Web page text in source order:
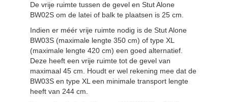
De vrije ruimte tussen de gevel en Stut Alone
BW02S om de latei of balk te plaatsen is 25 cm.
Indien er méér vrije ruimte nodig is de Stut Alone
BW03S (maximale lengte 350 cm) of type XL
(maximale lengte 420 cm) een goed alternatief.
Deze heeft een vrije ruimte tot de gevel van
maximaal 45 cm. Houdt er wel rekening mee dat de
BW03S en type XL een minimale transport lengte
heeft van 244 cm.